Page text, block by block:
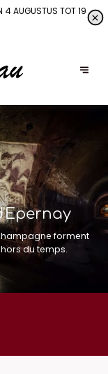
4 AUGUSTUS TOT 19
forment
du temps.